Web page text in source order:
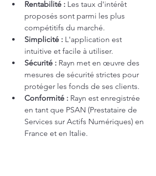
Rentabilité : Les taux d'intérêt
proposés sont parmi les plus
compétitifs du marché.
Simplicité : L'application est
intuitive et facile à utiliser.
Sécurité : Rayn met en œuvre des
mesures de sécurité strictes pour
protéger les fonds de ses clients.
Conformité : Rayn est enregistrée
en tant que PSAN (Prestataire de
Services sur Actifs Numériques) en
France et en Italie.